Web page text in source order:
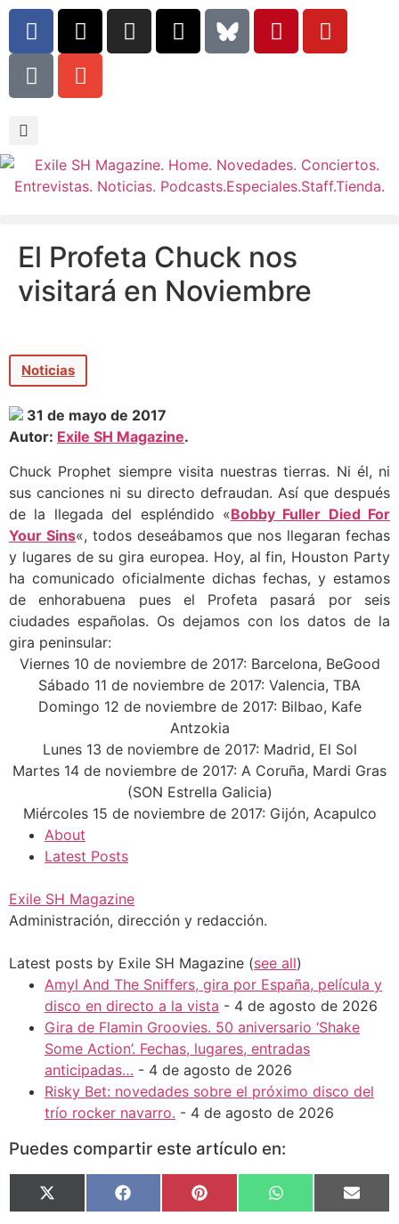
El Profeta Chuck nos
visitará en Noviembre
Noticias
31 de mayo de 2017
Autor: Exile SH Magazine.
Chuck Prophet siempre visita nuestras tierras. Ni él, ni
sus canciones ni su directo defraudan. Así que después
de la llegada del espléndido «Bobby Fuller Died For
Your Sins«, todos deseábamos que nos llegaran fechas
y lugares de su gira europea. Hoy, al fin, Houston Party
ha comunicado oficialmente dichas fechas, y estamos
de enhorabuena pues el Profeta pasará por seis
ciudades españolas. Os dejamos con los datos de la
gira peninsular:
Viernes 10 de noviembre de 2017: Barcelona, BeGood
Sábado 11 de noviembre de 2017: Valencia, TBA
Domingo 12 de noviembre de 2017: Bilbao, Kafe
Antzokia
Lunes 13 de noviembre de 2017: Madrid, El Sol
Martes 14 de noviembre de 2017: A Coruña, Mardi Gras
(SON Estrella Galicia)
Miércoles 15 de noviembre de 2017: Gijón, Acapulco
About
Latest Posts
Exile SH Magazine
Administración, dirección y redacción.
Latest posts by Exile SH Magazine (see all)
Amyl And The Sniffers, gira por España, película y
disco en directo a la vista - 4 de agosto de 2026
Gira de Flamin Groovies. 50 aniversario ‘Shake
Some Action’. Fechas, lugares, entradas
anticipadas… - 4 de agosto de 2026
Risky Bet: novedades sobre el próximo disco del
trío rocker navarro. - 4 de agosto de 2026
Puedes compartir este artículo en:
X
(Twitter)
Facebook Pinterest WhatsApp Email